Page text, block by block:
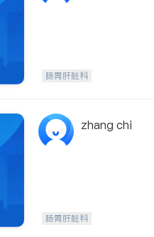
肠胃肝脏科
zhang chi
肠胃肝脏科